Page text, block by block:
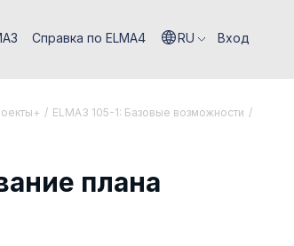
Справка по ELMA4 RU Вход
/ ELMA3 105-1: Базовые возможности /
плана